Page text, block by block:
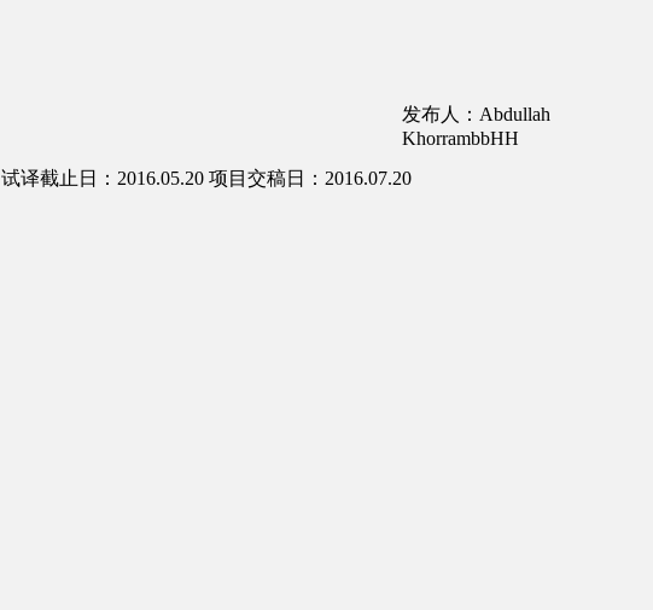
发布人：Abdullah
KhorrambbHH
试译截止日：2016.05.20 项目交稿日：2016.07.20